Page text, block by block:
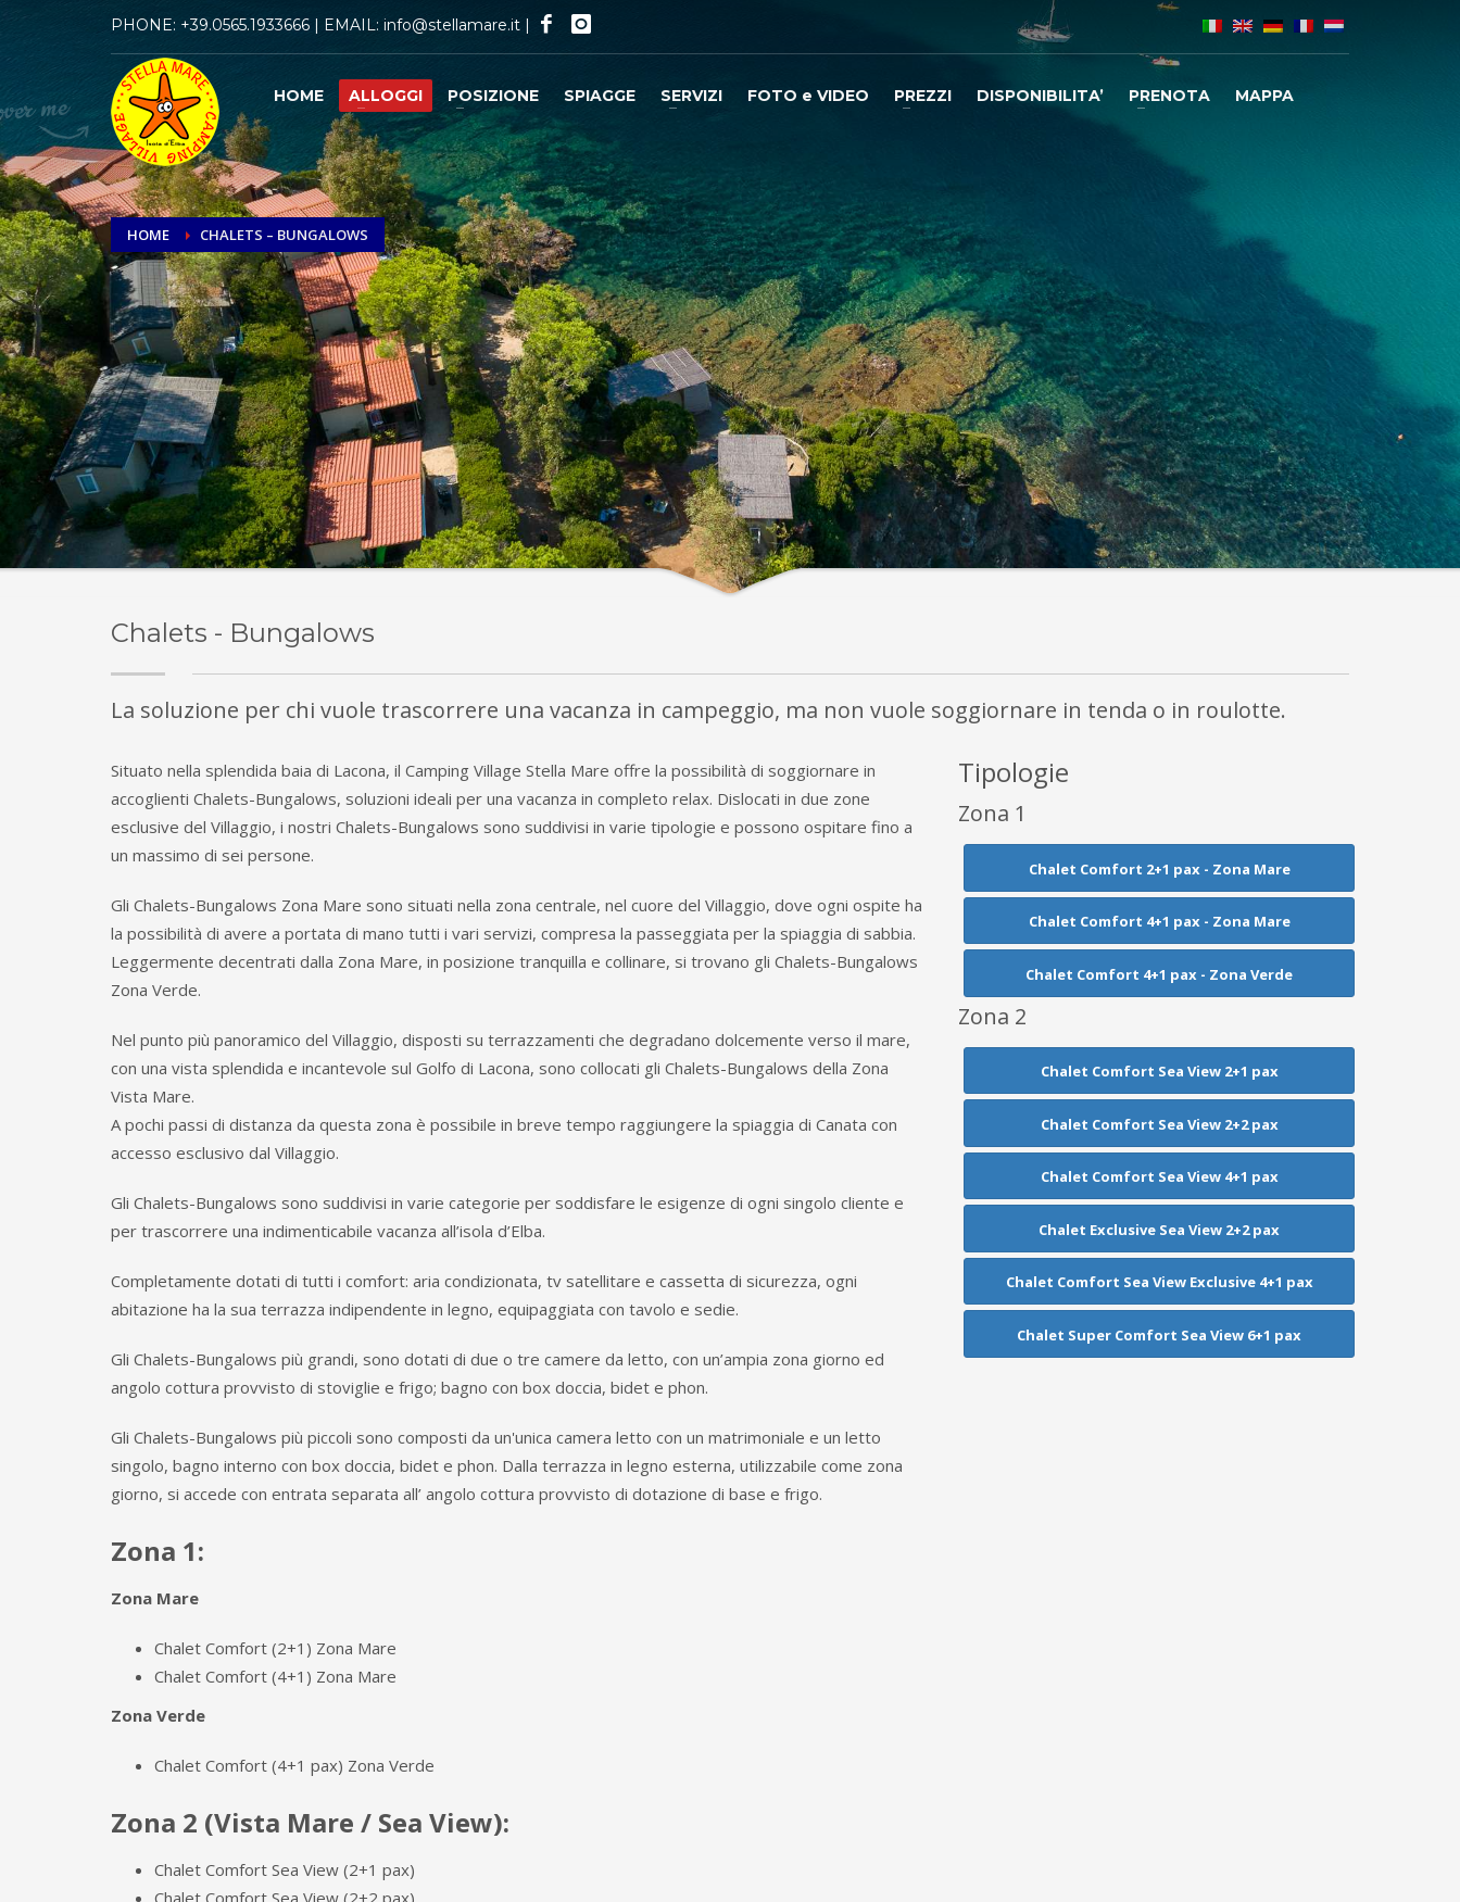
PHONE: +39.0565.1933666 | EMAIL: info@stellamare.it |
HOME ALLOGGI POSIZIONE SPIAGGE SERVIZI FOTO e VIDEO PREZZI DISPONIBILITA’ PRENOTA MAPPA
HOME CHALETS – BUNGALOWS
Chalets - Bungalows
La soluzione per chi vuole trascorrere una vacanza in campeggio, ma non vuole soggiornare in tenda o in roulotte.
Situato nella splendida baia di Lacona, il Camping Village Stella Mare offre la possibilità di soggiornare in
accoglienti Chalets-Bungalows, soluzioni ideali per una vacanza in completo relax. Dislocati in due zone
esclusive del Villaggio, i nostri Chalets-Bungalows sono suddivisi in varie tipologie e possono ospitare fino a
un massimo di sei persone.
Gli Chalets-Bungalows Zona Mare sono situati nella zona centrale, nel cuore del Villaggio, dove ogni ospite ha
la possibilità di avere a portata di mano tutti i vari servizi, compresa la passeggiata per la spiaggia di sabbia.
Leggermente decentrati dalla Zona Mare, in posizione tranquilla e collinare, si trovano gli Chalets-Bungalows
Zona Verde.
Nel punto più panoramico del Villaggio, disposti su terrazzamenti che degradano dolcemente verso il mare,
con una vista splendida e incantevole sul Golfo di Lacona, sono collocati gli Chalets-Bungalows della Zona
Vista Mare.
A pochi passi di distanza da questa zona è possibile in breve tempo raggiungere la spiaggia di Canata con
accesso esclusivo dal Villaggio.
Gli Chalets-Bungalows sono suddivisi in varie categorie per soddisfare le esigenze di ogni singolo cliente e
per trascorrere una indimenticabile vacanza all’isola d’Elba.
Completamente dotati di tutti i comfort: aria condizionata, tv satellitare e cassetta di sicurezza, ogni
abitazione ha la sua terrazza indipendente in legno, equipaggiata con tavolo e sedie.
Gli Chalets-Bungalows più grandi, sono dotati di due o tre camere da letto, con un’ampia zona giorno ed
angolo cottura provvisto di stoviglie e frigo; bagno con box doccia, bidet e phon.
Gli Chalets-Bungalows più piccoli sono composti da un'unica camera letto con un matrimoniale e un letto
singolo, bagno interno con box doccia, bidet e phon. Dalla terrazza in legno esterna, utilizzabile come zona
giorno, si accede con entrata separata all’ angolo cottura provvisto di dotazione di base e frigo.
Zona 1:
Zona Mare
Chalet Comfort (2+1) Zona Mare
Chalet Comfort (4+1) Zona Mare
Zona Verde
Chalet Comfort (4+1 pax) Zona Verde
Zona 2 (Vista Mare / Sea View):
Chalet Comfort Sea View (2+1 pax)
Chalet Comfort Sea View (2+2 pax)
Tipologie
Zona 1
Chalet Comfort 2+1 pax - Zona Mare
Chalet Comfort 4+1 pax - Zona Mare
Chalet Comfort 4+1 pax - Zona Verde
Zona 2
Chalet Comfort Sea View 2+1 pax
Chalet Comfort Sea View 2+2 pax
Chalet Comfort Sea View 4+1 pax
Chalet Exclusive Sea View 2+2 pax
Chalet Comfort Sea View Exclusive 4+1 pax
Chalet Super Comfort Sea View 6+1 pax